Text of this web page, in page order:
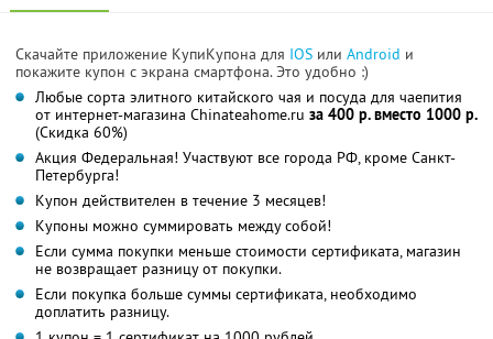
Скачайте приложение КупиКупона для IOS или Android и
покажите купон с экрана смартфона. Это удобно :)
Любые сорта элитного китайского чая и посуда для чаепития
от интернет-магазина Сhinateahome.ru за 400 р. вместо 1000 р.
(Скидка 60%)
Акция Федеральная! Участвуют все города РФ, кроме Санкт-
Петербурга!
Купон действителен в течение 3 месяцев!
Купоны можно суммировать между собой!
Если сумма покупки меньше стоимости сертификата, магазин
не возвращает разницу от покупки.
Если покупка больше суммы сертификата, необходимо
доплатить разницу.